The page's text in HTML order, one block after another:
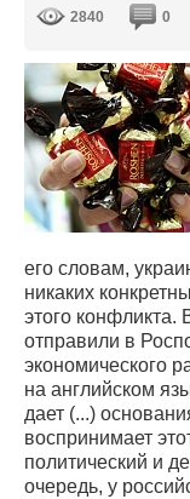
2840 0
его словам,
никаких
этого конфликта.
отправили в
экономического
на английском
дает (...)
воспринимает
политический и
очередь, у